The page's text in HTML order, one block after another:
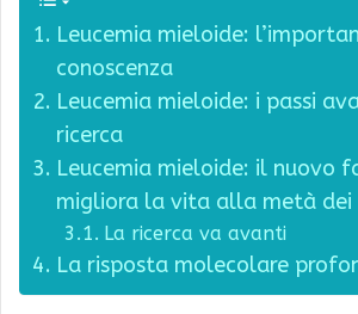
Leucemia mieloide:
conoscenza
Leucemia mieloide: i passi
ricerca
Leucemia mieloide: il nuovo
migliora la vita alla metà dei
La ricerca va avanti
La risposta molecolare